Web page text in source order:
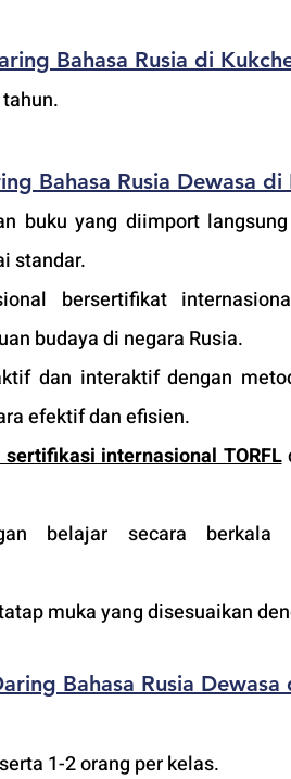
Bahasa Rusia di
Bahasa Rusia Dewasa di
buku yang diimport
standar.
bersertifikat
budaya di negara Rusia.
dan interaktif dengan
efektif dan efisien.
internasional TORFL
belajar secara
muka yang disesuaikan
Bahasa Rusia Dewasa
1-2 orang per kelas.